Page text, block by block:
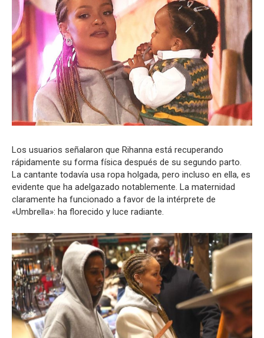
Los usuarios señalaron que Rihanna está recuperando
rápidamente su forma física después de su segundo parto.
La cantante todavía usa ropa holgada, pero incluso en ella, es
evidente que ha adelgazado notablemente. La maternidad
claramente ha funcionado a favor de la intérprete de
«Umbrella»: ha florecido y luce radiante.